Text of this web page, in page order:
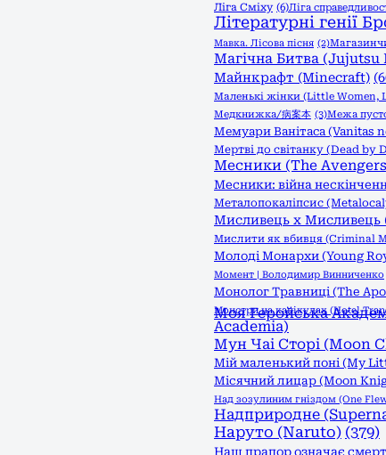
Ліга Сміху (6)Ліга
Літературні генії
Мавка. Лісова пісня (2)
Магічна Битва (Jujutsu
Майнкрафт (Minecraft)
Маленькі жінки (Little Women,
Медкнижка/病案本 (3)Межа
Мемуари Ванітаса (Vanitas
Мертві до світанку (Dead by
Месники (The
Месники: війна
Металопокаліпсис
Мисливець х Мисливець
Мислити як вбивця (Criminal
Молоді Монархи (Young
Момент | Володимир Винниченко
Монолог Травниці (The
Монстри на канікулах (Hotel
Моя Геройська
Academia)
Мун Чаі Сторі (Moon
Мій маленький поні (My
Місячний лицар (Moon
Над зозулиним гніздом (One
Надприродне
Наруто (Naruto) (379)
Наш прапор означає